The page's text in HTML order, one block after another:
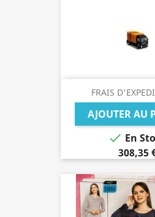
FRAIS
AJOUTER AU
 En
308,35